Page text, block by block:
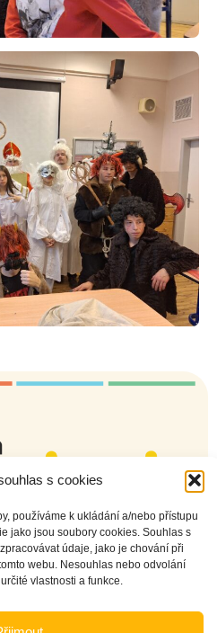
s cookies
používáme k ukládání a/nebo přístupu
jako jsou soubory cookies. Souhlas s
údaje, jako je chování při
webu. Nesouhlas nebo odvolání
vlastnosti a funkce.